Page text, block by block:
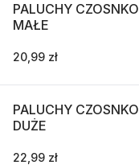
PALUCHY
MAŁE
20,99 zł
PALUCHY
DUŻE
22,99 zł